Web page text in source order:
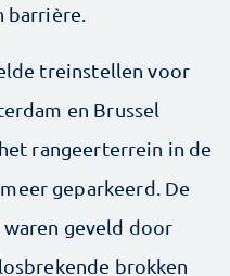
barrière.
treinstellen voor
en Brussel
rangeerterrein in de
geparkeerd. De
geveld door
brokken